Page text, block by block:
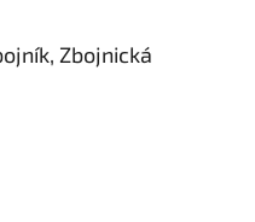
Zbojnická